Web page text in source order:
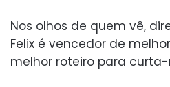
Nos olhos de quem vê,
Felix é vencedor de
melhor roteiro para